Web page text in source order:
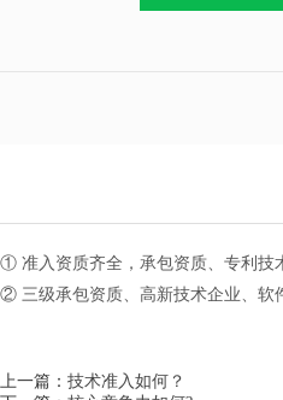
① 准入资质齐全，承包资质、专利技
② 三级承包资质、高新技术企业、软
上一篇： 技术准入如何？